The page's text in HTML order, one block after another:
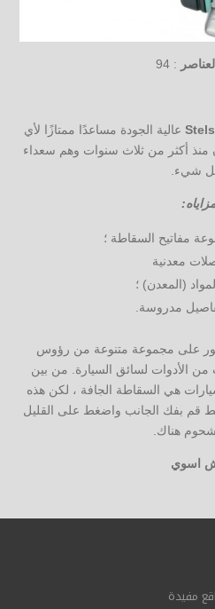
: 94
عالية الجودة مساعدًا ممتازًا لأي
منذ أكثر من ثلاث سنوات وهم سعداء
شيء.
مزاياه:
مفاتيح السقاطة ؛
معدنية
(المعدن) ؛
مدروسة.
على مجموعة متنوعة من رؤوس
من الأدوات لسائق السيارة. من بين
هي السقاطة الجافة ، لكن هذه
قم بفك الجانب واضغط على القليل
هناك.
اسوي
مفيدة